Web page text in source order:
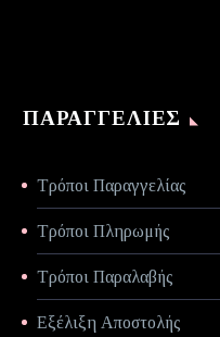
ΠΑΡΑΓΓΕΛΊΕΣ
Τρόποι Παραγγελίας
Τρόποι Πληρωμής
Τρόποι Παραλαβής
Εξέλιξη Αποστολής